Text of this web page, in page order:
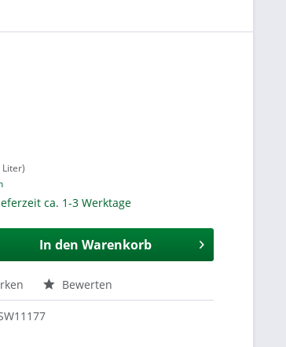
ca. 1-3 Werktage
In den Warenkorb
Bewerten